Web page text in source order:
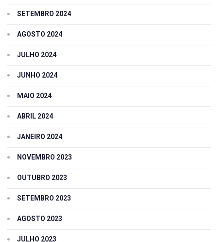
SETEMBRO 2024
AGOSTO 2024
JULHO 2024
JUNHO 2024
MAIO 2024
ABRIL 2024
JANEIRO 2024
NOVEMBRO 2023
OUTUBRO 2023
SETEMBRO 2023
AGOSTO 2023
JULHO 2023